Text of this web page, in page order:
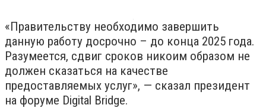
«Правительству необходимо завершить
данную работу досрочно – до конца 2025 года.
Разумеется, сдвиг сроков никоим образом не
должен сказаться на качестве
предоставляемых услуг», — сказал президент
на форуме Digital Bridge.